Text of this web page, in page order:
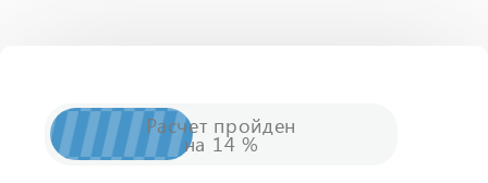
Расчет пройден
на 14 %